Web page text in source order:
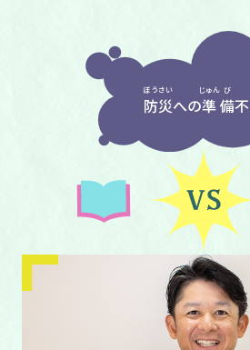
防
ぼう
災
さい
への準
じゅん
備
び